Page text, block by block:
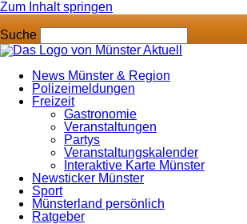
Zum Inhalt springen
Suche
News Münster & Region
Polizeimeldungen
Freizeit
Gastronomie
Veranstaltungen
Partys
Veranstaltungskalender
Interaktive Karte Münster
Newsticker Münster
Sport
Münsterland persönlich
Ratgeber